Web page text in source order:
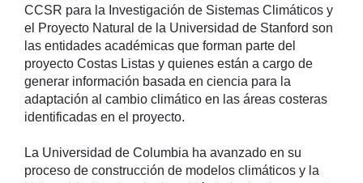
CCSR para la Investigación de Sistemas Climáticos y
el Proyecto Natural de la Universidad de Stanford son
las entidades académicas que forman parte del
proyecto Costas Listas y quienes están a cargo de
generar información basada en ciencia para la
adaptación al cambio climático en las áreas costeras
identificadas en el proyecto.
La Universidad de Columbia ha avanzado en su
proceso de construcción de modelos climáticos y la